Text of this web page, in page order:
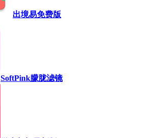
出境易免费版
SoftPink朦胧滤镜